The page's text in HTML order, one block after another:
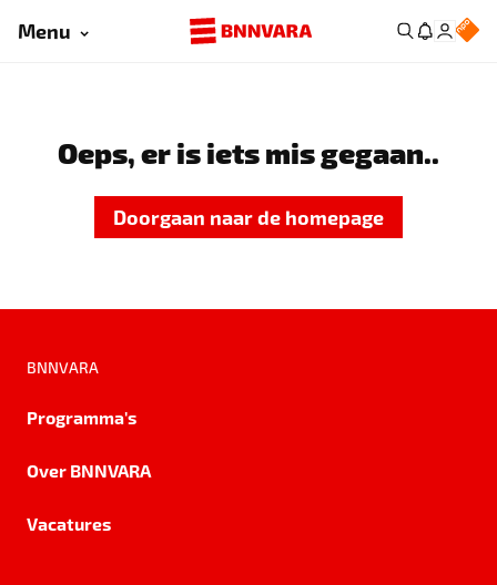
Menu
Oeps, er is iets mis gegaan..
Doorgaan naar de homepage
BNNVARA
Programma's
Over BNNVARA
Vacatures